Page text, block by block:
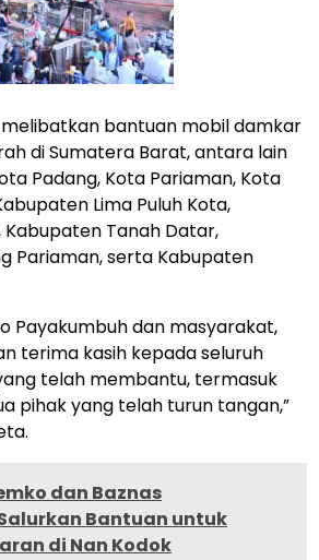
bantuan mobil damkar
di Sumatera Barat, antara lain
Padang, Kota Pariaman, Kota
Lima Puluh Kota,
Tanah Datar,
Pariaman, serta Kabupaten
Payakumbuh dan masyarakat,
terima kasih kepada seluruh
telah membantu, termasuk
pihak yang telah turun tangan,”
dan Baznas
Bantuan untuk
di Nan Kodok